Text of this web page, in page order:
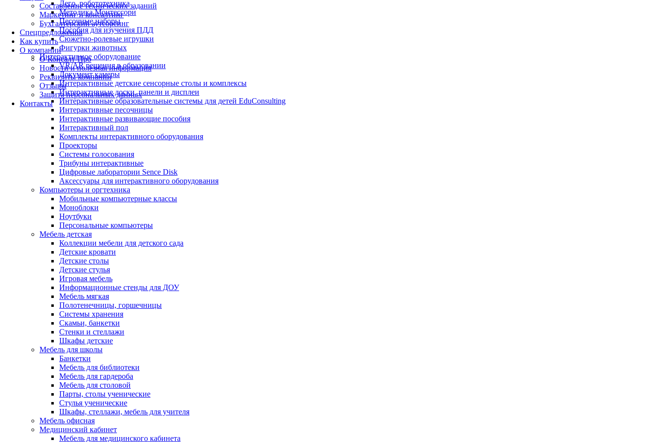
Составление технических заданий
Маркетинг и консалтинг
Бухгалтерский аутсорсинг
Спецпредложения
Как купить
О компании
О Консалт-Про
Новости и полезная информация
Реквизиты компании
Отзывы
Защита персональных данных
Контакты
Лего, робототехника
Методика Монтессори
Песочные наборы
Пособия для изучения ПДД
Сюжетно-ролевые игрушки
Фигурки животных
Интерактивное оборудование
VR/AR решения в образовании
Документ камеры
Интерактивные детские сенсорные столы и комплексы
Интерактивные доски, панели и дисплеи
Интерактивные образовательные системы для детей EduConsulting
Интерактивные песочницы
Интерактивные развивающие пособия
Интерактивный пол
Комплекты интерактивного оборудования
Проекторы
Системы голосования
Трибуны интерактивные
Цифровые лаборатории Sence Disk
Аксессуары для интерактивного оборудования
Компьютеры и оргтехника
Мобильные компьютерные классы
Моноблоки
Ноутбуки
Персональные компьютеры
Мебель детская
Коллекции мебели для детского сада
Детские кровати
Детские столы
Детские стулья
Игровая мебель
Информационные стенды для ДОУ
Мебель мягкая
Полотенечницы, горшечницы
Системы хранения
Скамьи, банкетки
Стенки и стеллажи
Шкафы детские
Мебель для школы
Банкетки
Мебель для библиотеки
Мебель для гардероба
Мебель для столовой
Парты, столы ученические
Стулья ученические
Шкафы, стеллажи, мебель для учителя
Мебель офисная
Медицинский кабинет
Мебель для медицинского кабинета